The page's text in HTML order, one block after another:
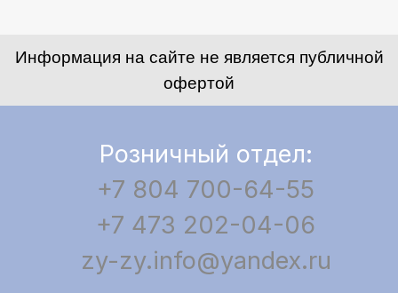
Информация на сайте не является публичной
офертой
Розничный отдел:
+7 804 700-64-55
+7 473 202-04-06
zy-zy.info@yandex.ru